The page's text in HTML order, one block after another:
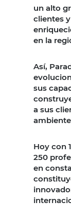
un alto
clientes
en la
Así,
sus
a sus
Hoy con
250
en